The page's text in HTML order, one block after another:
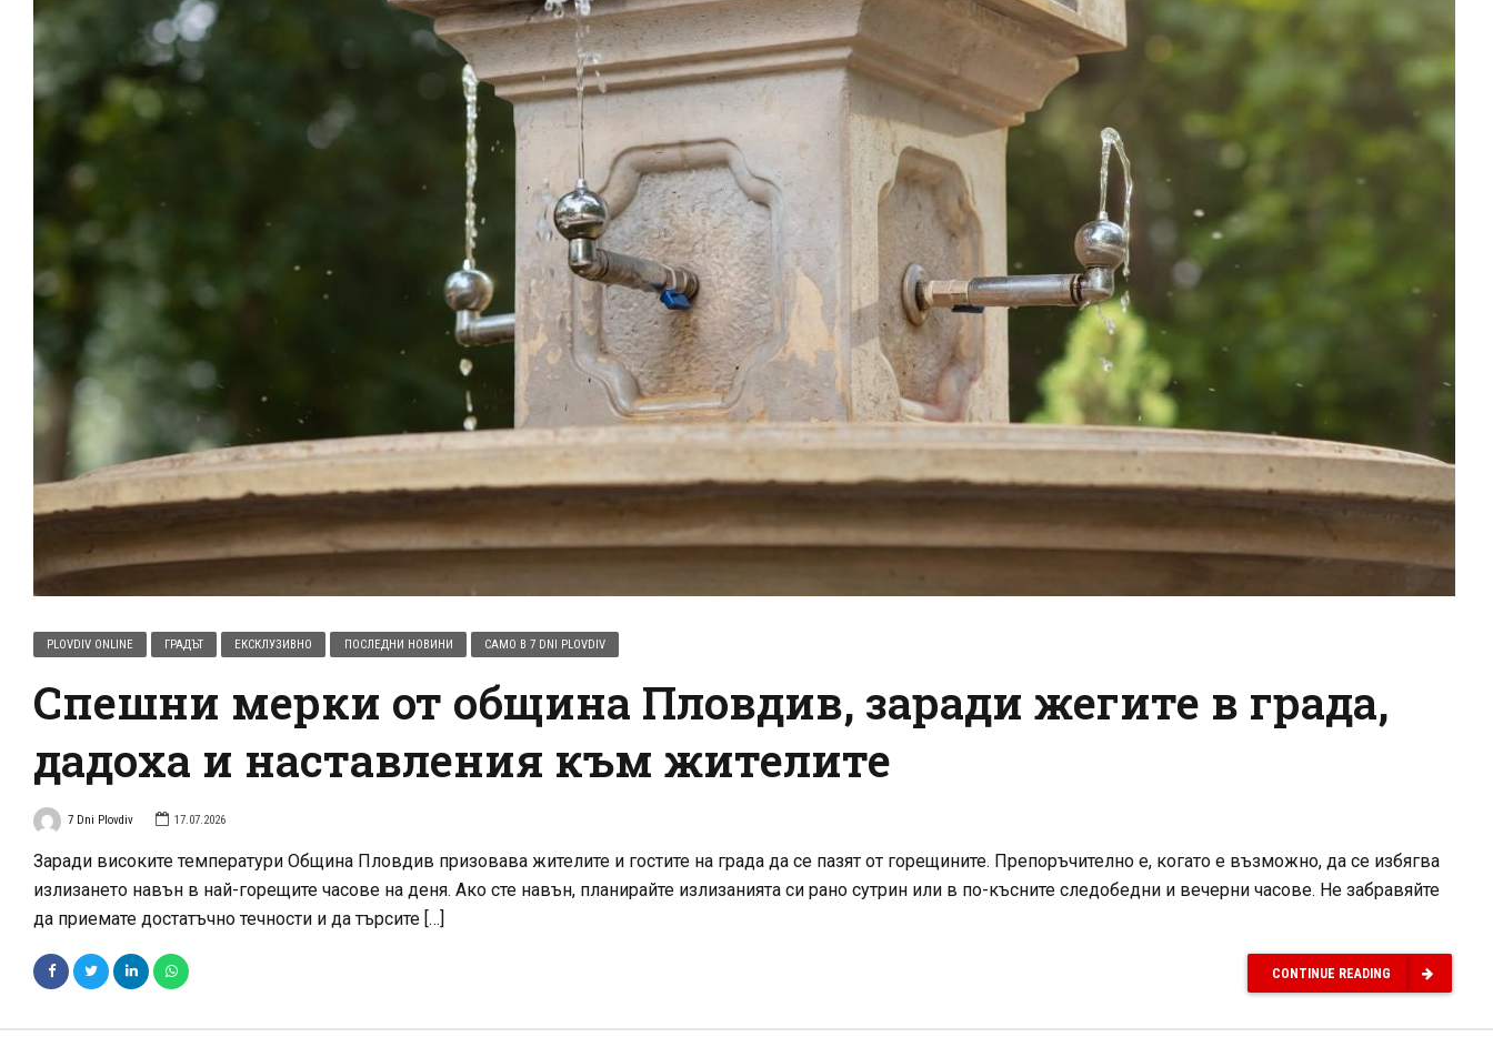
PLOVDIV ONLINE ГРАДЪТ ЕКСКЛУЗИВНО ПОСЛЕДНИ НОВИНИ САМО В 7 DNI PLOVDIV
Спешни мерки от община Пловдив, заради жегите в града,
дадоха и наставления към жителите
7 Dni Plovdiv 17.07.2026
Заради високите температури Община Пловдив призовава жителите и гостите на града да се пазят от горещините. Препоръчително е, когато е възможно, да се избягва
излизането навън в най-горещите часове на деня. Ако сте навън, планирайте излизанията си рано сутрин или в по-късните следобедни и вечерни часове. Не забравяйте
да приемате достатъчно течности и да търсите […]
CONTINUE READING